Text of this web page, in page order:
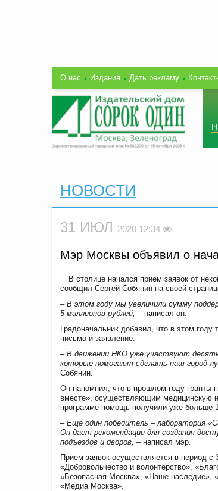
О нас Издания Дать рекламу
НОВОСТИ
31 ИЮЛ 2020 12:34
Мэр Москвы объявил о
В столице начался прием заявок от
сообщил Сергей Собянин на своей
– В этом году мы увеличили сумму
5 миллионов рублей, – написал он.
Градоначальник добавил, что в этом
письмо и заявление.
– В движении НКО уже участвуют
которые помогают сделать наш город
Собянин.
Он напомнил, что в прошлом году гранты
вместе», осуществляющим медицинскую
программе помощь получили уже больше
– Еще один победитель – лаборатория
Он дает рекомендации для создания
подъездов и дворов, – написал мэр
Прием заявок осуществляется в период с
«Добровольчество и волонтерство»,
«Безопасная Москва», «Наше наследие»,
«Медиа Москва».